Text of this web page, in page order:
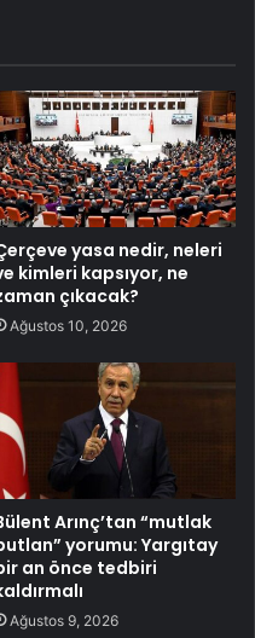
yasa nedir, neleri
kimleri kapsıyor, ne
çıkacak?
Ağustos 10, 2026
Arınç’tan “mutlak
yorumu: Yargıtay
an önce tedbiri
Ağustos 9, 2026